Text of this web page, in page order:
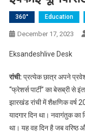
360° Education
December 17, 2023
Eksandeshlive Desk
रांची: प्रत्येक छात्र अपने
“फ्रेशर्स पार्टी” का बेसब्री से
झारखंड रांची में शैक्षणिक
यादगार दिन था। नवागंतुक
था। यह वह दिन है जब